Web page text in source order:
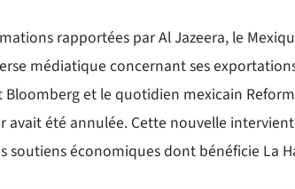
rapportées par Al Jazeera, le
médiatique concernant ses
et le quotidien mexicain
avait été annulée. Cette nouvelle
soutiens économiques dont bénéficie La